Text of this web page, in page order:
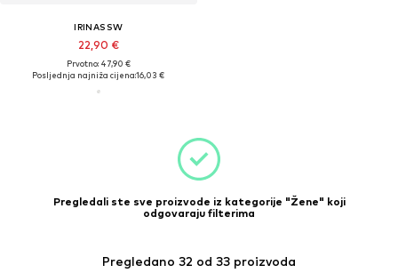
Pregledano 32 od 33 proizvoda
IRINASSW
22,90 €
Prvotno: 47,90 €
Posljednja najniža cijena:16,03 €
Pregledali ste sve proizvode iz kategorije "Žene" koji
odgovaraju filterima